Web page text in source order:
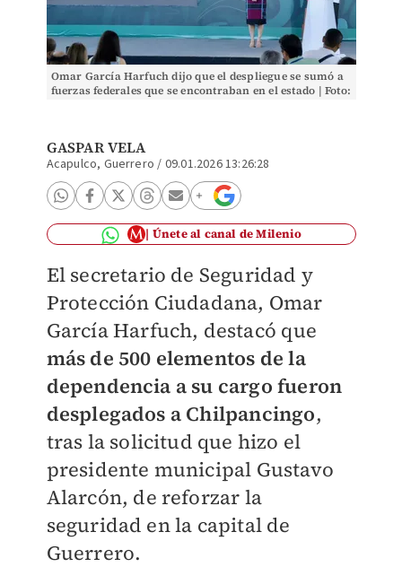
Omar García Harfuch dijo que el despliegue se sumó a
fuerzas federales que se encontraban en el estado | Foto:
GASPAR VELA
Acapulco, Guerrero / 09.01.2026 13:26:28
Únete al canal de Milenio
El secretario de Seguridad y
Protección Ciudadana, Omar
García Harfuch, destacó que
más de 500 elementos de la
dependencia a su cargo fueron
desplegados a Chilpancingo,
tras la solicitud que hizo el
presidente municipal Gustavo
Alarcón, de reforzar la
seguridad en la capital de
Guerrero.